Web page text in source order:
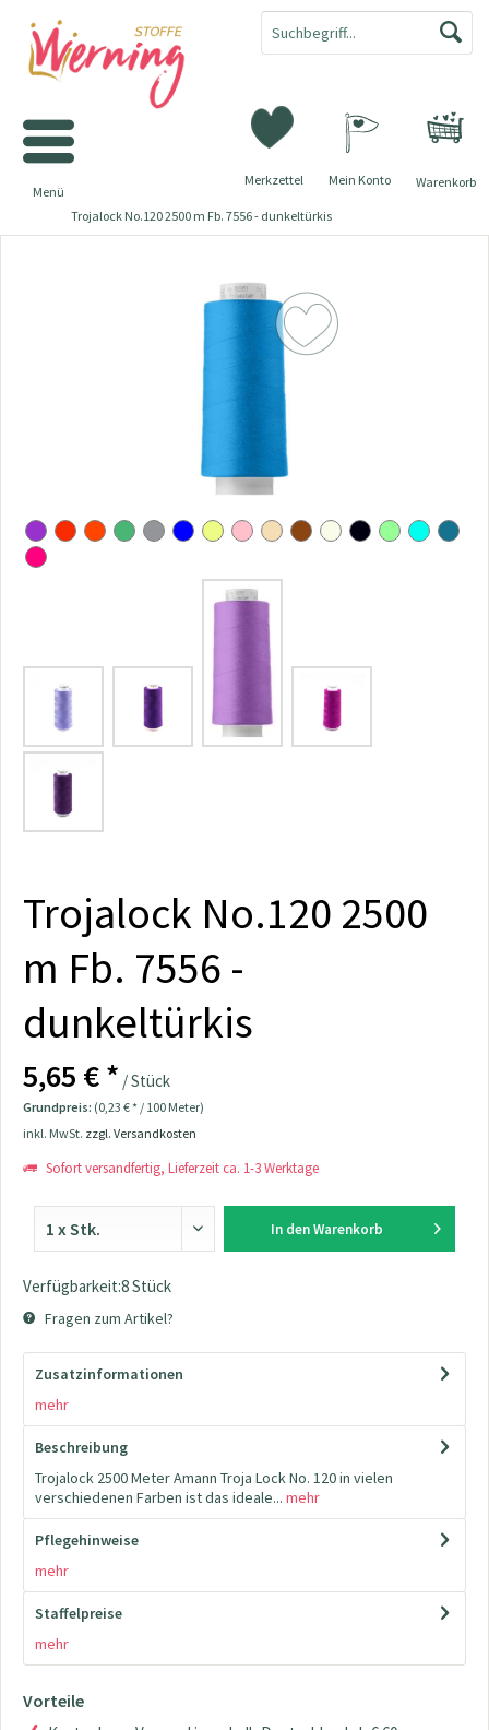
Warenkorb
Merkzettel Mein Konto
Menü
Trojalock No.120 2500 m Fb. 7556 - dunkeltürkis
Trojalock No.120 2500
m Fb. 7556 -
dunkeltürkis
5,65 € * / Stück
Grundpreis: (0,23 € * / 100 Meter)
inkl. MwSt. zzgl. Versandkosten
Sofort versandfertig, Lieferzeit ca. 1-3 Werktage
In den Warenkorb
Verfügbarkeit:8 Stück
Fragen zum Artikel?
Zusatzinformationen
mehr
Beschreibung
Trojalock 2500 Meter Amann Troja Lock No. 120 in vielen
verschiedenen Farben ist das ideale... mehr
Pflegehinweise
mehr
Staffelpreise
mehr
Vorteile